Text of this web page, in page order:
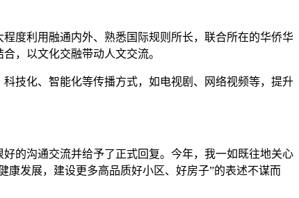
度利用融通内外、熟悉国际规则所长，联合所在的华侨华
，以文化交融带动人文交流。
技化、智能化等传播方式，如电视剧、网络视频等，提升
的沟通交流并给予了正式回复。今年，我一如既往地关心
康发展，建设更多高品质好小区、好房子”的表述不谋而